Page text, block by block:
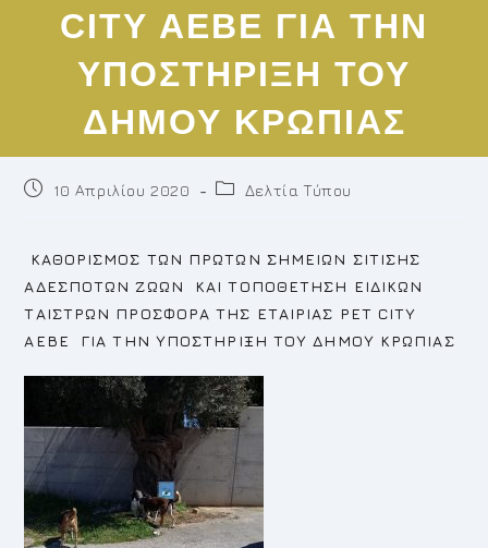
CITY ΑΕΒΕ ΓΙΑ ΤΗΝ
ΥΠΟΣΤΗΡΙΞΗ ΤΟΥ
ΔΗΜΟΥ ΚΡΩΠΙΑΣ
Post10 Απριλίου 2020
PostΔελτία Τύπου
ΚΑΘΟΡΙΣΜΟΣ ΤΩΝ ΠΡΩΤΩΝ ΣΗΜΕΙΩΝ ΣΙΤΙΣΗΣ
ΑΔΕΣΠΟΤΩΝ ΖΩΩΝ ΚΑΙ ΤΟΠΟΘΕΤΗΣΗ ΕΙΔΙΚΩΝ
ΤΑΙΣΤΡΩΝ ΠΡΟΣΦΟΡΑ ΤΗΣ ΕΤΑΙΡΙΑΣ PET CITY
ΑΕΒΕ ΓΙΑ ΤΗΝ ΥΠΟΣΤΗΡΙΞΗ ΤΟΥ ΔΗΜΟΥ ΚΡΩΠΙΑΣ